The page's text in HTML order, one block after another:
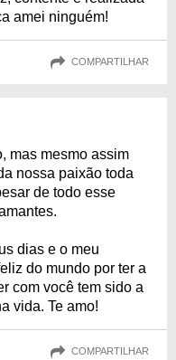
amei ninguém!
COMPARTILHAR
mas mesmo assim
nossa paixão toda
de todo esse
dias e o meu
do mundo por ter a
com você tem sido a
vida. Te amo!
COMPARTILHAR